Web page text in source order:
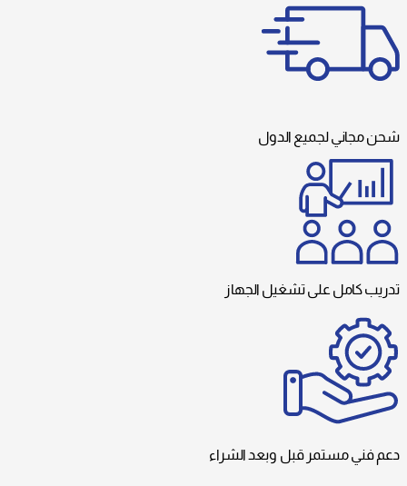
شحن مجاني لجميع الدول
تدريب كامل على تشغيل الجهاز
دعم فني مستمر قبل وبعد الشراء